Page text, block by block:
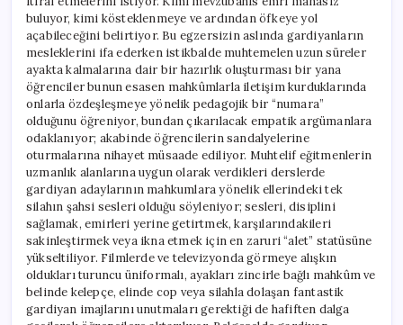
buluyor, kimi kösteklenmeye ve ardından öfkeye yol
açabileceğini belirtiyor. Bu egzersizin aslında gardiyanların
mesleklerini ifa ederken istikbalde muhtemelen uzun süreler
ayakta kalmalarına dair bir hazırlık oluşturması bir yana
öğrenciler bunun esasen mahkûmlarla iletişim kurduklarında
onlarla özdeşleşmeye yönelik pedagojik bir “numara”
olduğunu öğreniyor, bundan çıkarılacak empatik argümanlara
odaklanıyor; akabinde öğrencilerin sandalyelerine
oturmalarına nihayet müsaade ediliyor. Muhtelif eğitmenlerin
uzmanlık alanlarına uygun olarak verdikleri derslerde
gardiyan adaylarının mahkumlara yönelik ellerindeki tek
silahın şahsi sesleri olduğu söyleniyor; sesleri, disiplini
sağlamak, emirleri yerine getirtmek, karşılarındakileri
sakinleştirmek veya ikna etmek için en zaruri “alet” statüsüne
yükseltiliyor. Filmlerde ve televizyonda görmeye alışkın
oldukları turuncu üniformalı, ayakları zincirle bağlı mahkûm ve
belinde kelepçe, elinde cop veya silahla dolaşan fantastik
gardiyan imajlarını unutmaları gerektiği de hafiften dalga